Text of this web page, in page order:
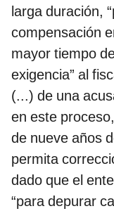
larga duración,
compensación
mayor tiempo
exigencia” al
(...) de una
en este
de nueve años
permita
dado que el
“para depurar